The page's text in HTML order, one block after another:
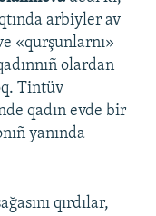
arbiyler av
«qurşunlarnı»
olardan
Tintüv
qadın evde bir
yanında
qırdılar,